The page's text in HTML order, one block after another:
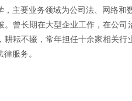
主要业务领域为公司法、网络和
。曾长期在大型企业工作，在公
耕耘不辍，常年担任十余家相关
服务。